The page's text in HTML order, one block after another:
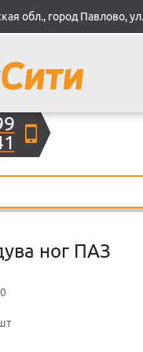
ног ПАЗ
обл., город Павлово,